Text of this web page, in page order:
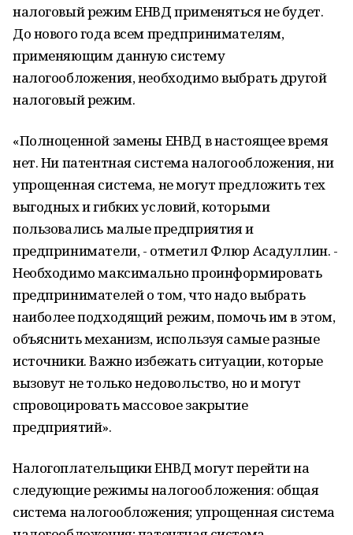
налоговый режим ЕНВД применяться не будет.
До нового года всем предпринимателям,
применяющим данную систему
налогообложения, необходимо выбрать другой
налоговый режим.
«Полноценной замены ЕНВД в настоящее время
нет. Ни патентная система налогообложения, ни
упрощенная система, не могут предложить тех
выгодных и гибких условий, которыми
пользовались малые предприятия и
предприниматели, - отметил Флюр Асадуллин. -
Необходимо максимально проинформировать
предпринимателей о том, что надо выбрать
наиболее подходящий режим, помочь им в этом,
объяснить механизм, используя самые разные
источники. Важно избежать ситуации, которые
вызовут не только недовольство, но и могут
спровоцировать массовое закрытие
предприятий».
Налогоплательщики ЕНВД могут перейти на
следующие режимы налогообложения: общая
система налогообложения; упрощенная система